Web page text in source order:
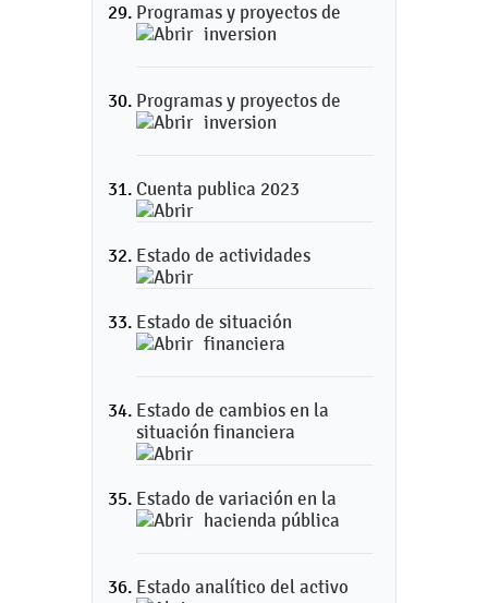
Programas y proyectos de
inversion
Programas y proyectos de
inversion
Cuenta publica 2023
Estado de actividades
Estado de situación
financiera
Estado de cambios en la
situación financiera
Estado de variación en la
hacienda pública
Estado analítico del activo